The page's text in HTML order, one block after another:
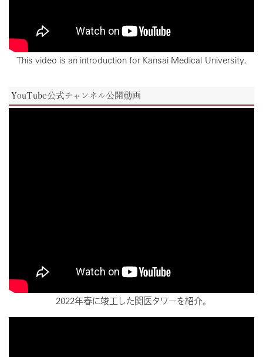
This video is an introduction for Kansai Medical University.
YouTube公式チャンネル公開動画
2022年春に竣工した関医タワーを紹介。